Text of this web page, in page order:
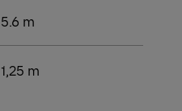
5.6 m
1,25 m